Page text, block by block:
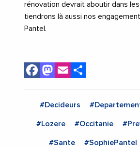
rénovation devrait aboutir dans
tiendrons là aussi nos
Pantel.
Facebook
Mastodon
Email
#Decideurs
#Lozere #Occitanie
#Sante #SophiePantel